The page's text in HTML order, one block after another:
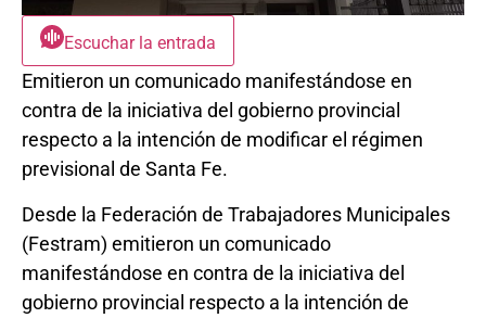
Escuchar la entrada
Emitieron un comunicado manifestándose en
contra de la iniciativa del gobierno provincial
respecto a la intención de modificar el régimen
previsional de Santa Fe.
Desde la Federación de Trabajadores Municipales
(Festram) emitieron un comunicado
manifestándose en contra de la iniciativa del
gobierno provincial respecto a la intención de